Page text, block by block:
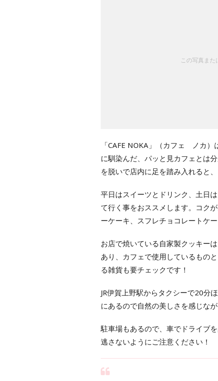
この写真ま
「CAFE NOKA」（カフェ ノカ
に馴染んだ、パッと見カフェとは
を脱いで店内に足を踏み入れると
平日はスイーツとドリンク、土日
て行く事をおススメします。コク
ーケーキ、スフレチョコレートケ
お店で焼いている自家製クッキー
あり、カフェで使用しているもの
る雑貨も要チェックです！
JR伊賀上野駅からタクシーで20分
にあるので自然の美しさを感じな
駐車場もあるので、車でドライブ
逃さないようにご注意ください！